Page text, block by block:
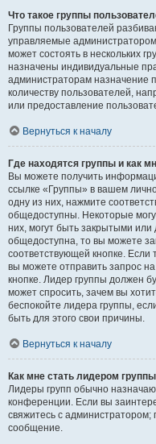
Что такое группы
Группы пользователей
управляемые
может состоять в нескольких
назначены индивидуальные
администраторам назначение
количеству пользователей,
или предоставление
Вернуться к началу
Где находятся группы и как
Вы можете получить
ссылке «Группы» в вашем
одну из них, нажмите
общедоступны. Некоторые
них, могут быть закрытыми
общедоступна, то вы можете
соответствующей кнопке. Если
вы можете отправить запрос
кнопке. Лидер группы должен
может спросить, зачем вы
беспокойте лидера группы,
быть для этого свои причины.
Вернуться к началу
Как мне стать лидером
Лидеры групп обычно
конференции. Если вы
свяжитесь с администратором;
сообщение.